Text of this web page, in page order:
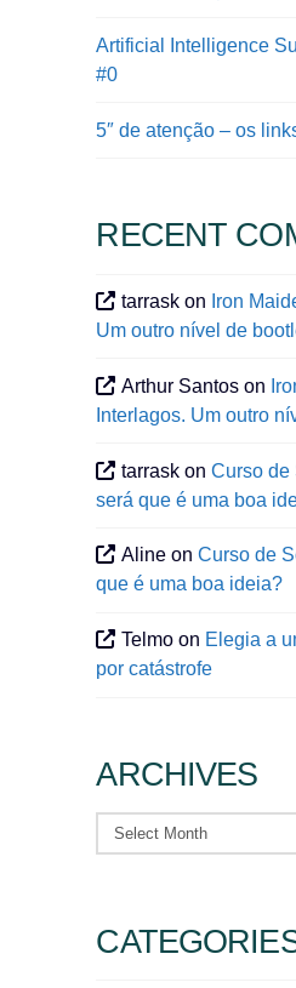
Artificial Intelligence
#0
5″ de atenção – os
RECENT
tarrask on Iron
Um outro nível de
Arthur Santos on
Interlagos. Um outro
tarrask onCurso de
será que é uma boa
Aline onCurso de
que é uma boa ideia?
Telmo on Elegia a
por catástrofe
ARCHIVES
Archives